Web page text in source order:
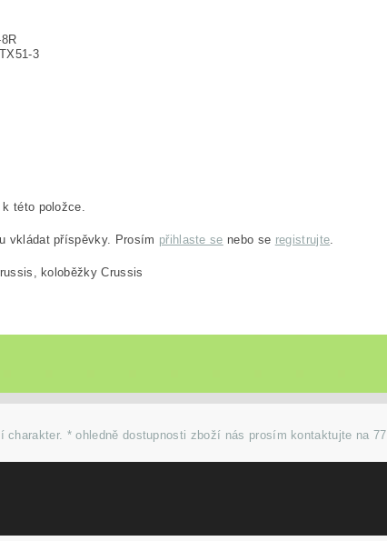
3
této položce.
vkládat příspěvky. Prosím přihlaste se nebo se registrujte.
koloběžky Crussis
charakter. * ohledně dostupnosti zboží nás prosím kontaktujte na